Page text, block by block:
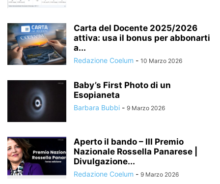
Carta del Docente 2025/2026
attiva: usa il bonus per abbonarti
a...
Redazione Coelum - 10 Marzo 2026
Baby’s First Photo di un
Esopianeta
Barbara Bubbi - 9 Marzo 2026
Aperto il bando – III Premio
Nazionale Rossella Panarese |
Divulgazione...
Redazione Coelum - 9 Marzo 2026